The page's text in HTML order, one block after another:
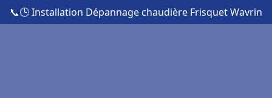
📞🕒 Installation Dépannage chaudière Frisquet Wavrin